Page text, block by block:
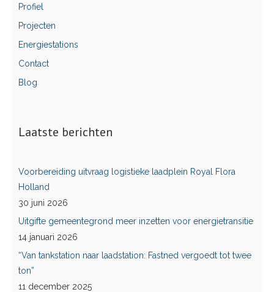
Profiel
Projecten
Energiestations
Contact
Blog
Laatste berichten
Voorbereiding uitvraag logistieke laadplein Royal Flora
Holland
30 juni 2026
Uitgifte gemeentegrond meer inzetten voor energietransitie
14 januari 2026
“Van tankstation naar laadstation: Fastned vergoedt tot twee
ton”
11 december 2025